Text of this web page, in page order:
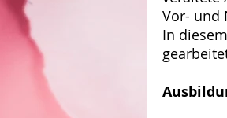
Vor- und
In